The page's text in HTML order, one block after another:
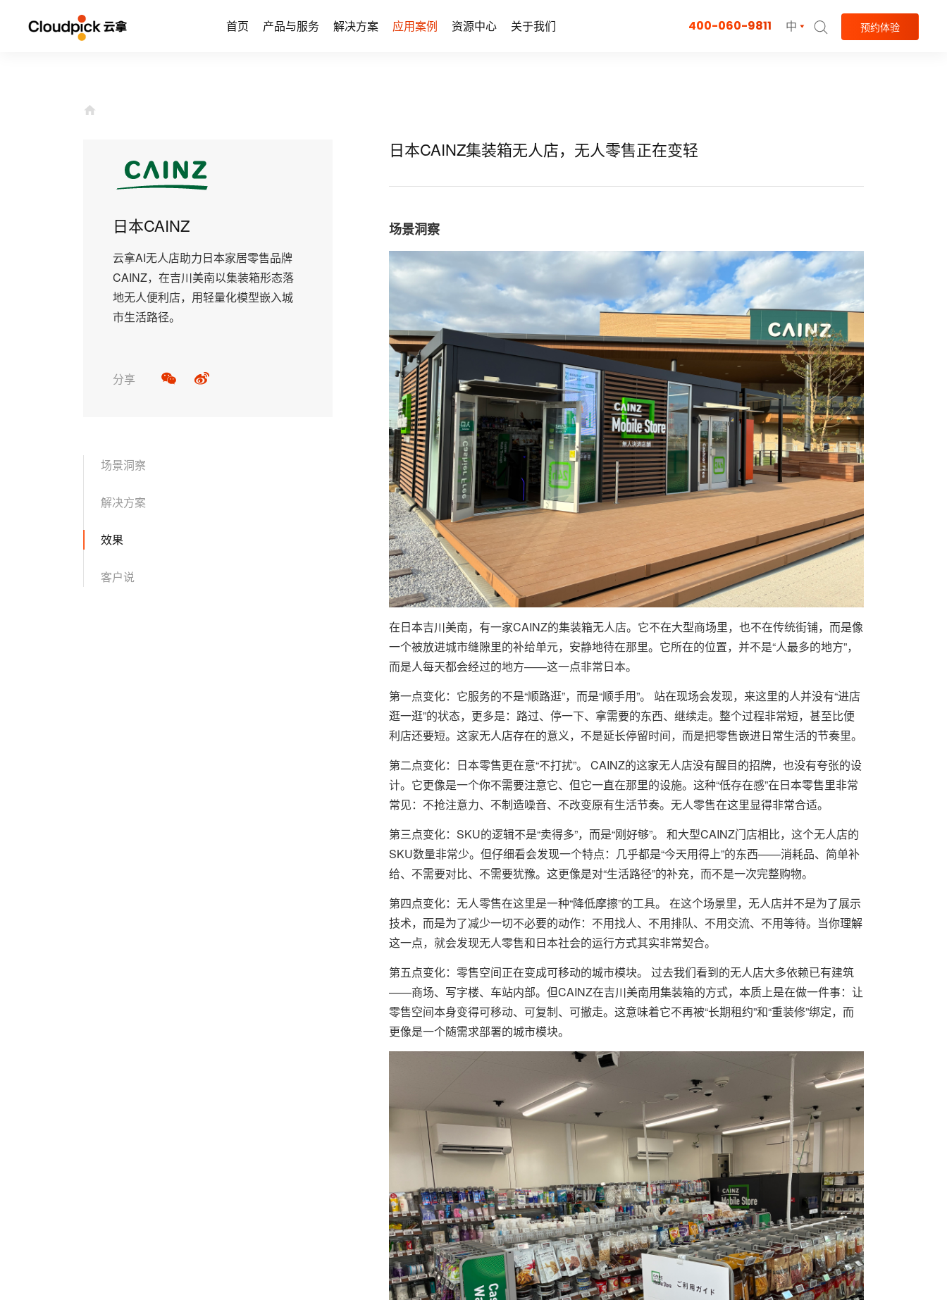
首页 产品与服务 解决方案 应用案例 资源中心 关于我们 400-060-9811 中 预约体验
日本CAINZ
云拿AI无人店助力日本家居零售品牌
CAINZ，在吉川美南以集装箱形态落
地无人便利店，用轻量化模型嵌入城
市生活路径。
分享
场景洞察
解决方案
效果
客户说
日本CAINZ集装箱无人店，无人零售正在变轻
场景洞察
在日本吉川美南，有一家CAINZ的集装箱无人店。它不在大型商场里，也不在传统街铺，而是像
一个被放进城市缝隙里的补给单元，安静地待在那里。它所在的位置，并不是“人最多的地方”，
而是人每天都会经过的地方——这一点非常日本。
第一点变化：它服务的不是“顺路逛”，而是“顺手用”。 站在现场会发现，来这里的人并没有“进店
逛一逛”的状态，更多是：路过、停一下、拿需要的东西、继续走。整个过程非常短，甚至比便
利店还要短。这家无人店存在的意义，不是延长停留时间，而是把零售嵌进日常生活的节奏里。
第二点变化：日本零售更在意“不打扰”。 CAINZ的这家无人店没有醒目的招牌，也没有夸张的设
计。它更像是一个你不需要注意它、但它一直在那里的设施。这种“低存在感”在日本零售里非常
常见：不抢注意力、不制造噪音、不改变原有生活节奏。无人零售在这里显得非常合适。
第三点变化：SKU的逻辑不是“卖得多”，而是“刚好够”。 和大型CAINZ门店相比，这个无人店的
SKU数量非常少。但仔细看会发现一个特点：几乎都是“今天用得上”的东西——消耗品、简单补
给、不需要对比、不需要犹豫。这更像是对“生活路径”的补充，而不是一次完整购物。
第四点变化：无人零售在这里是一种“降低摩擦”的工具。 在这个场景里，无人店并不是为了展示
技术，而是为了减少一切不必要的动作：不用找人、不用排队、不用交流、不用等待。当你理解
这一点，就会发现无人零售和日本社会的运行方式其实非常契合。
第五点变化：零售空间正在变成可移动的城市模块。 过去我们看到的无人店大多依赖已有建筑
——商场、写字楼、车站内部。但CAINZ在吉川美南用集装箱的方式，本质上是在做一件事：让
零售空间本身变得可移动、可复制、可撤走。这意味着它不再被“长期租约”和“重装修”绑定，而
更像是一个随需求部署的城市模块。